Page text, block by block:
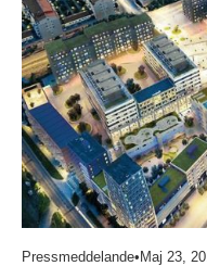
Pressmeddelande•Maj 23,